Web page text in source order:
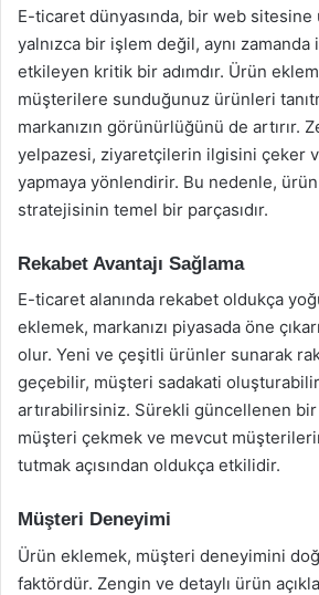
E-ticaret dünyasında, bir web
yalnızca bir işlem değil, aynı zamanda
etkileyen kritik bir adımdır. Ürün
müşterilere sunduğunuz ürünleri
markanızın görünürlüğünü de artırır.
yelpazesi, ziyaretçilerin ilgisini çeker
yapmaya yönlendirir. Bu nedenle,
stratejisinin temel bir parçasıdır.
Rekabet Avantajı Sağlama
E-ticaret alanında rekabet oldukça
eklemek, markanızı piyasada öne
olur. Yeni ve çeşitli ürünler sunarak
geçebilir, müşteri sadakati oluşturabilir
artırabilirsiniz. Sürekli güncellenen
müşteri çekmek ve mevcut
tutmak açısından oldukça etkilidir.
Müşteri Deneyimi
Ürün eklemek, müşteri deneyimini
faktördür. Zengin ve detaylı ürün